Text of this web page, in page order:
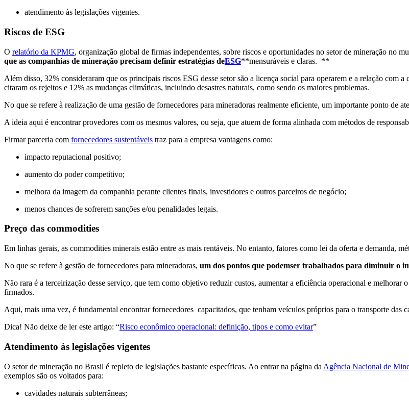
atendimento às legislações vigentes.
Riscos de ESG
O relatório da KPMG, organização global de firmas independentes, sobre riscos e oportunidades no setor de mineração no
que as companhias de mineração precisam definir estratégias deESG**mensuráveis e claras. **
Além disso, 32% consideraram que os principais riscos ESG desse setor são a licença social para operarem e a relação com
citaram os rejeitos e 12% as mudanças climáticas, incluindo desastres naturais, como sendo os maiores problemas.
No que se refere à realização de uma gestão de fornecedores para mineradoras realmente eficiente, um importante ponto de
A ideia aqui é encontrar provedores com os mesmos valores, ou seja, que atuem de forma alinhada com métodos de
Firmar parceria com fornecedores sustentáveis traz para a empresa vantagens como:
impacto reputacional positivo;
aumento do poder competitivo;
melhora da imagem da companhia perante clientes finais, investidores e outros parceiros de negócio;
menos chances de sofrerem sanções e/ou penalidades legais.
Preço das commodities
Em linhas gerais, as commodities minerais estão entre as mais rentáveis. No entanto, fatores como lei da oferta e demanda,
No que se refere à gestão de fornecedores para mineradoras, um dos pontos que podemser trabalhados para diminuir o
Não rara é a terceirização desse serviço, que tem como objetivo reduzir custos, aumentar a eficiência operacional e melhorar
firmados.
Aqui, mais uma vez, é fundamental encontrar fornecedores capacitados, que tenham veículos próprios para o transporte das
Dica! Não deixe de ler este artigo: “Risco econômico operacional: definição, tipos e como evitar”
Atendimento às legislações vigentes
O setor de mineração no Brasil é repleto de legislações bastante específicas. Ao entrar na página da Agência Nacional de
exemplos são os voltados para:
cavidades naturais subterrâneas;